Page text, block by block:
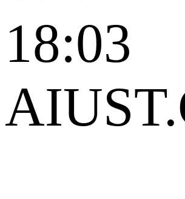
18:03